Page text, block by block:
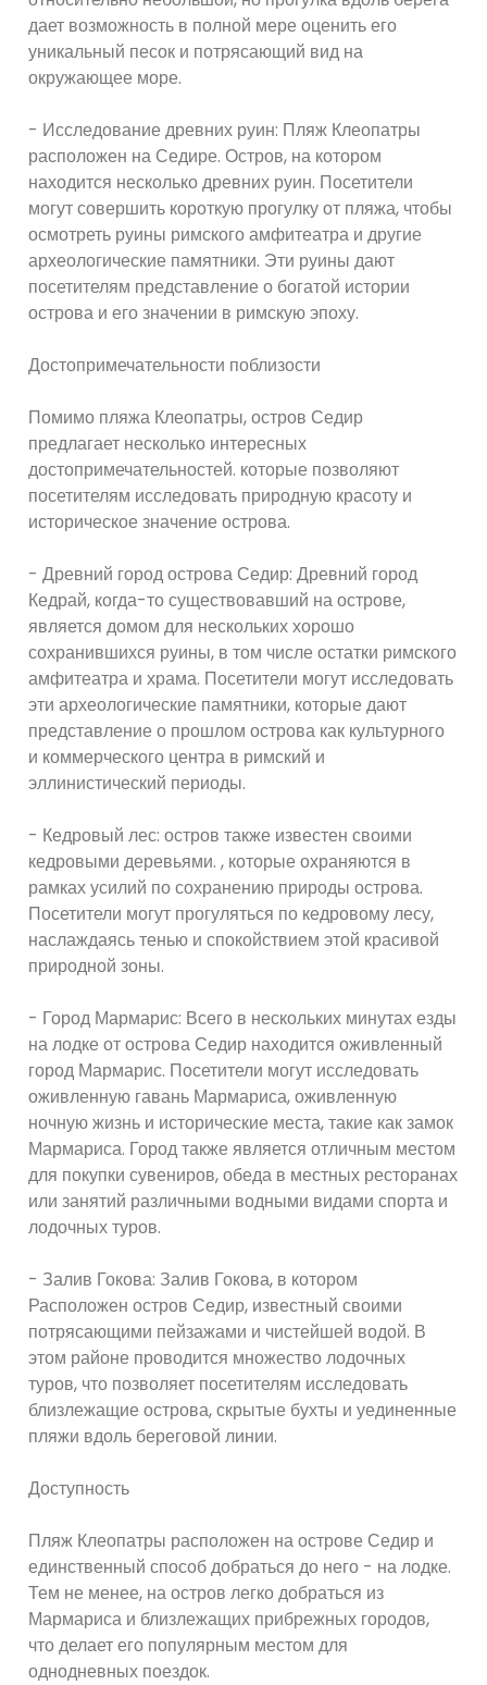
дает возможность в полной мере оценить его
уникальный песок и потрясающий вид на
окружающее море.
- Исследование древних руин: Пляж Клеопатры
расположен на Седире. Остров, на котором
находится несколько древних руин. Посетители
могут совершить короткую прогулку от пляжа, чтобы
осмотреть руины римского амфитеатра и другие
археологические памятники. Эти руины дают
посетителям представление о богатой истории
острова и его значении в римскую эпоху.
Достопримечательности поблизости
Помимо пляжа Клеопатры, остров Седир
предлагает несколько интересных
достопримечательностей. которые позволяют
посетителям исследовать природную красоту и
историческое значение острова.
- Древний город острова Седир: Древний город
Кедрай, когда-то существовавший на острове,
является домом для нескольких хорошо
сохранившихся руины, в том числе остатки римского
амфитеатра и храма. Посетители могут исследовать
эти археологические памятники, которые дают
представление о прошлом острова как культурного
и коммерческого центра в римский и
эллинистический периоды.
- Кедровый лес: остров также известен своими
кедровыми деревьями. , которые охраняются в
рамках усилий по сохранению природы острова.
Посетители могут прогуляться по кедровому лесу,
наслаждаясь тенью и спокойствием этой красивой
природной зоны.
- Город Мармарис: Всего в нескольких минутах езды
на лодке от острова Седир находится оживленный
город Мармарис. Посетители могут исследовать
оживленную гавань Мармариса, оживленную
ночную жизнь и исторические места, такие как замок
Мармариса. Город также является отличным местом
для покупки сувениров, обеда в местных ресторанах
или занятий различными водными видами спорта и
лодочных туров.
- Залив Гокова: Залив Гокова, в котором
Расположен остров Седир, известный своими
потрясающими пейзажами и чистейшей водой. В
этом районе проводится множество лодочных
туров, что позволяет посетителям исследовать
близлежащие острова, скрытые бухты и уединенные
пляжи вдоль береговой линии.
Доступность
Пляж Клеопатры расположен на острове Седир и
единственный способ добраться до него - на лодке.
Тем не менее, на остров легко добраться из
Мармариса и близлежащих прибрежных городов,
что делает его популярным местом для
однодневных поездок.